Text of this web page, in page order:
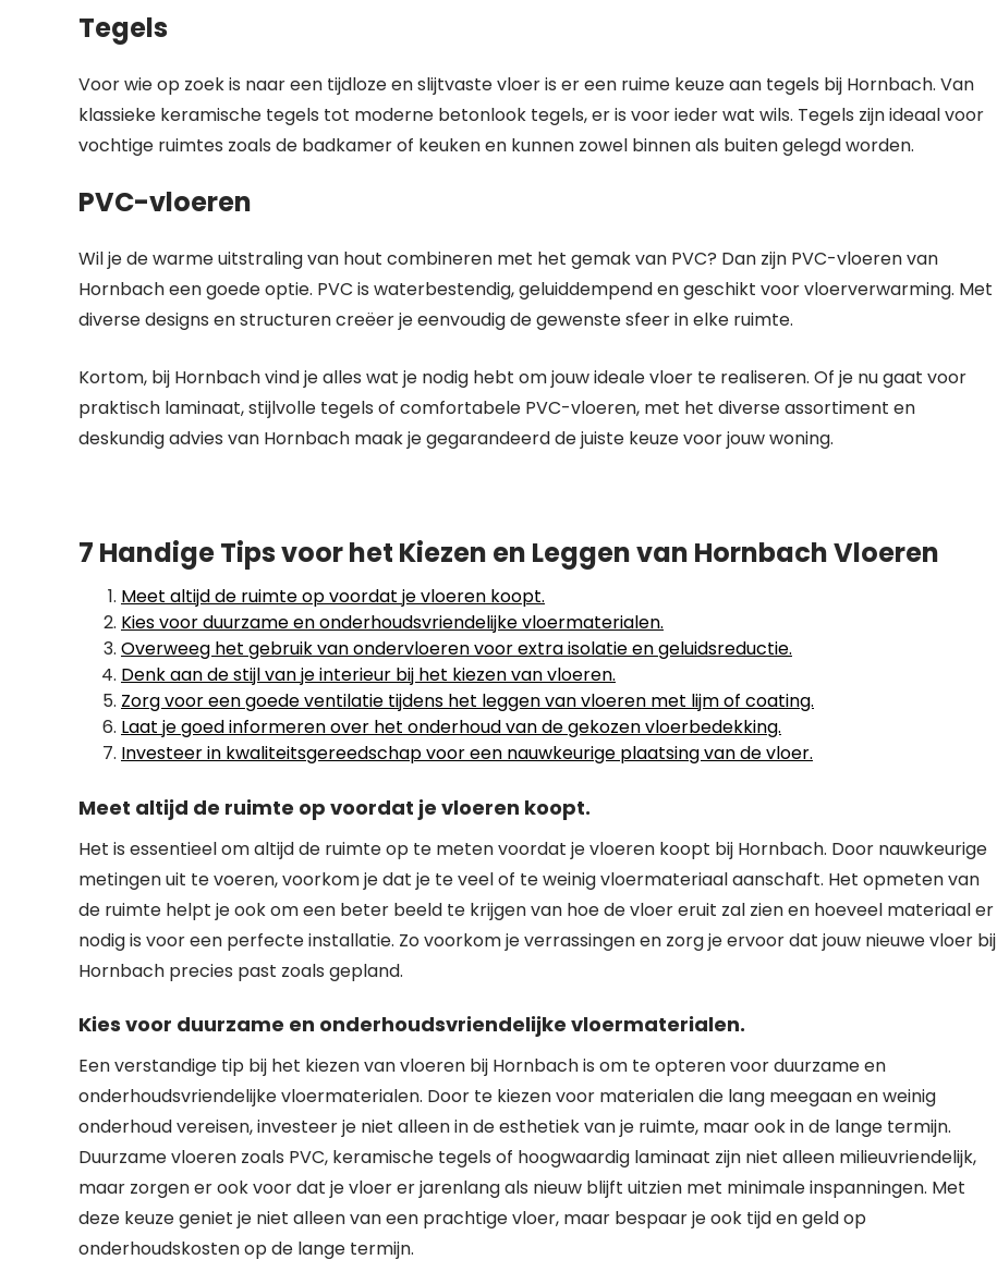
Tegels
Voor wie op zoek is naar een tijdloze en slijtvaste vloer is er een ruime keuze aan tegels bij Hornbach. Van
klassieke keramische tegels tot moderne betonlook tegels, er is voor ieder wat wils. Tegels zijn ideaal voor
vochtige ruimtes zoals de badkamer of keuken en kunnen zowel binnen als buiten gelegd worden.
PVC-vloeren
Wil je de warme uitstraling van hout combineren met het gemak van PVC? Dan zijn PVC-vloeren van
Hornbach een goede optie. PVC is waterbestendig, geluiddempend en geschikt voor vloerverwarming. Met
diverse designs en structuren creëer je eenvoudig de gewenste sfeer in elke ruimte.
Kortom, bij Hornbach vind je alles wat je nodig hebt om jouw ideale vloer te realiseren. Of je nu gaat voor
praktisch laminaat, stijlvolle tegels of comfortabele PVC-vloeren, met het diverse assortiment en
deskundig advies van Hornbach maak je gegarandeerd de juiste keuze voor jouw woning.
7 Handige Tips voor het Kiezen en Leggen van Hornbach Vloeren
Meet altijd de ruimte op voordat je vloeren koopt.
Kies voor duurzame en onderhoudsvriendelijke vloermaterialen.
Overweeg het gebruik van ondervloeren voor extra isolatie en geluidsreductie.
Denk aan de stijl van je interieur bij het kiezen van vloeren.
Zorg voor een goede ventilatie tijdens het leggen van vloeren met lijm of coating.
Laat je goed informeren over het onderhoud van de gekozen vloerbedekking.
Investeer in kwaliteitsgereedschap voor een nauwkeurige plaatsing van de vloer.
Meet altijd de ruimte op voordat je vloeren koopt.
Het is essentieel om altijd de ruimte op te meten voordat je vloeren koopt bij Hornbach. Door nauwkeurige
metingen uit te voeren, voorkom je dat je te veel of te weinig vloermateriaal aanschaft. Het opmeten van
de ruimte helpt je ook om een beter beeld te krijgen van hoe de vloer eruit zal zien en hoeveel materiaal er
nodig is voor een perfecte installatie. Zo voorkom je verrassingen en zorg je ervoor dat jouw nieuwe vloer bij
Hornbach precies past zoals gepland.
Kies voor duurzame en onderhoudsvriendelijke vloermaterialen.
Een verstandige tip bij het kiezen van vloeren bij Hornbach is om te opteren voor duurzame en
onderhoudsvriendelijke vloermaterialen. Door te kiezen voor materialen die lang meegaan en weinig
onderhoud vereisen, investeer je niet alleen in de esthetiek van je ruimte, maar ook in de lange termijn.
Duurzame vloeren zoals PVC, keramische tegels of hoogwaardig laminaat zijn niet alleen milieuvriendelijk,
maar zorgen er ook voor dat je vloer er jarenlang als nieuw blijft uitzien met minimale inspanningen. Met
deze keuze geniet je niet alleen van een prachtige vloer, maar bespaar je ook tijd en geld op
onderhoudskosten op de lange termijn.